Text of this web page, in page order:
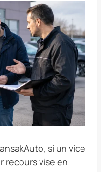
si un vice
recours vise en